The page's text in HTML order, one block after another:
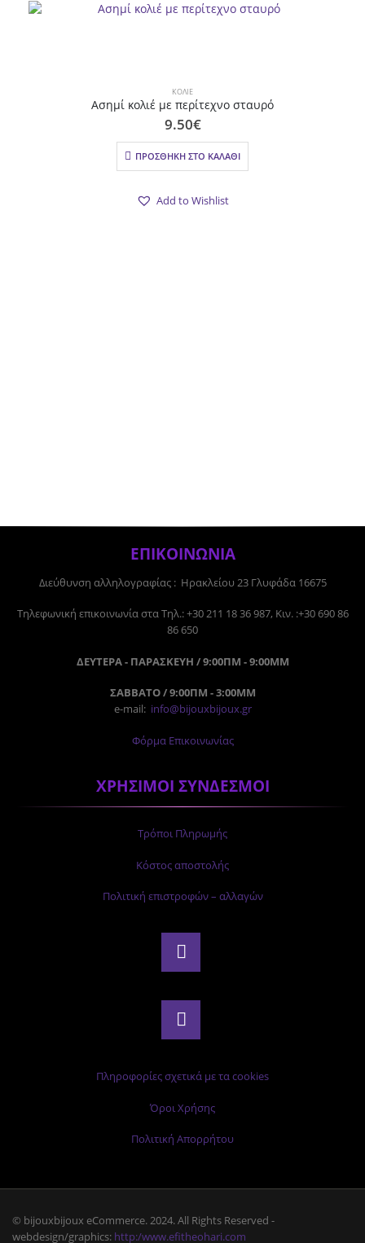
ΚΟΛΙΈ
Ασημί κολιέ με περίτεχνο σταυρό
9.50€
ΠΡΟΣΘΉΚΗ ΣΤΟ ΚΑΛΆΘΙ
Add to Wishlist
ΕΠΙΚΟΙΝΩΝΙΑ
Διεύθυνση αλληλογραφίας : Ηρακλείου 23 Γλυφάδα 16675
Tηλεφωνική επικοινωνία στα Τηλ.: +30 211 18 36 987, Κιν. :+30 690 86
86 650
ΔΕΥΤΕΡΑ - ΠΑΡΑΣΚΕΥΗ / 9:00ΠΜ - 9:00ΜΜ
ΣΑΒΒΑΤΟ / 9:00ΠΜ - 3:00ΜΜ
e-mail: info@bijouxbijoux.gr
Φόρμα Επικοινωνίας
ΧΡΗΣΙΜΟΙ ΣΥΝΔΕΣΜΟΙ
Τρόποι Πληρωμής
Κόστος αποστολής
Πολιτική επιστροφών – αλλαγών
Πληροφορίες σχετικά με τα cookies
Όροι Χρήσης
Πολιτική Απορρήτου
© bijouxbijoux eCommerce. 2024. All Rights Reserved -
webdesign/graphics: http:/www.efitheohari.com